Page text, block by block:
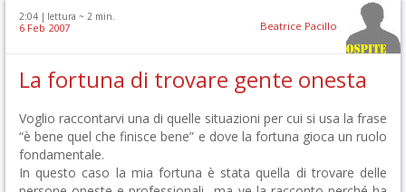
2:04 | lettura ~ 2 min.
6 Feb 2007 Beatrice Pacillo
La fortuna di trovare gente onesta
Voglio raccontarvi una di quelle situazioni per cui si usa la frase
“è bene quel che finisce bene” e dove la fortuna gioca un ruolo
fondamentale.
In questo caso la mia fortuna è stata quella di trovare delle